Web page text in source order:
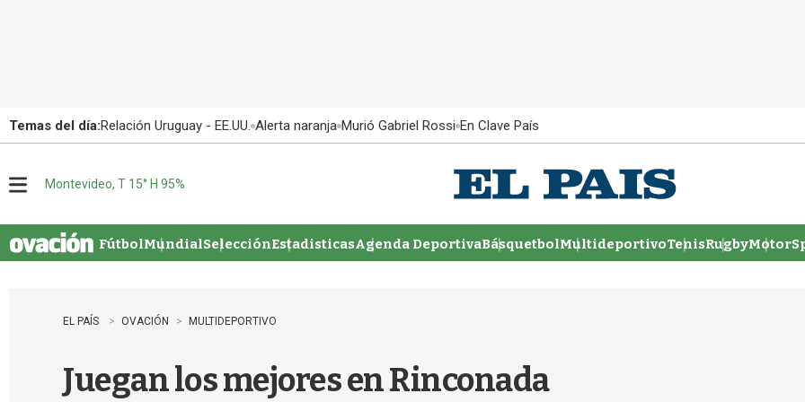
Temas del día:Relación Uruguay - EE.UU. Alerta naranja Murió Gabriel Rossi En Clave País
u
Montevideo, T 15° H 95%
FútbolMundialSelecciónEstadisticasAgenda DeportivaBásquetbolMultideportivoTenisRugby
EL PAÍS OVACIÓN MULTIDEPORTIVO
Juegan los mejores en Rinconada